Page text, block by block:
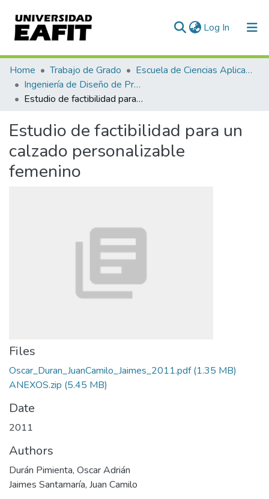
Log In (current)
Communities & Collections
All of DSpace
Home Trabajo de Grado
Escuela de Ciencias Aplicadas e Ingeniería
Ingeniería de Diseño de Producto (trabajo de grado)
Estudio de factibilidad para un calzado personalizable femenino
Estudio de factibilidad para un
calzado personalizable
femenino
Files
Oscar_Duran_JuanCamilo_Jaimes_2011.pdf(1.35 MB)
ANEXOS.zip (5.45 MB)
Date
2011
Authors
Durán Pimienta, Oscar Adrián
Jaimes Santamaría, Juan Camilo